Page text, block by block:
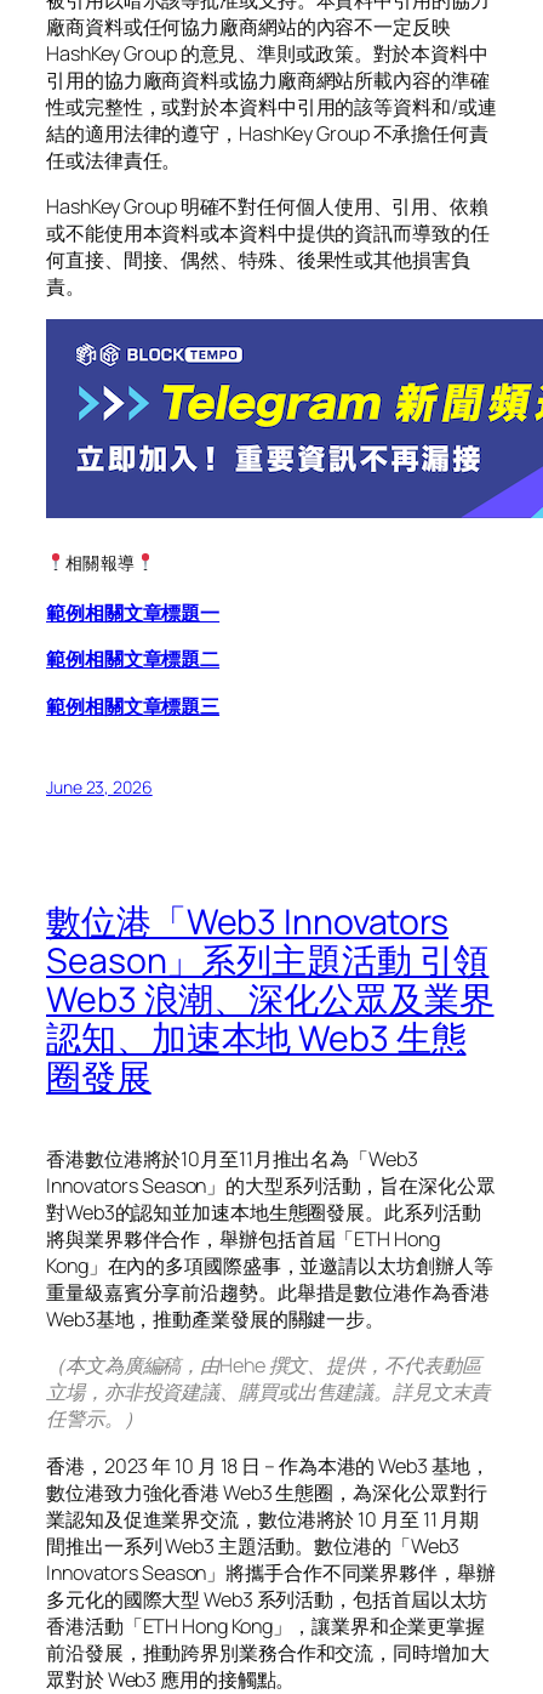
廠商資料或任何協力廠商網站的內容不一定反映
HashKey Group 的意見、準則或政策。對於本資料中
引用的協力廠商資料或協力廠商網站所載內容的準確
性或完整性，或對於本資料中引用的該等資料和/或連
結的適用法律的遵守，HashKey Group 不承擔任何責
任或法律責任。
HashKey Group 明確不對任何個人使用、引用、依賴
或不能使用本資料或本資料中提供的資訊而導致的任
何直接、間接、偶然、特殊、後果性或其他損害負
責。
相關報導
範例相關文章標題一
範例相關文章標題二
範例相關文章標題三
June 23, 2026
數位港「Web3 Innovators
Season」系列主題活動 引領
Web3 浪潮、深化公眾及業界
認知、加速本地 Web3 生態
圈發展
香港數位港將於10月至11月推出名為「Web3
Innovators Season」的大型系列活動，旨在深化公眾
對Web3的認知並加速本地生態圈發展。此系列活動
將與業界夥伴合作，舉辦包括首屆「ETH Hong
Kong」在內的多項國際盛事，並邀請以太坊創辦人等
重量級嘉賓分享前沿趨勢。此舉措是數位港作為香港
Web3基地，推動產業發展的關鍵一步。
（本文為廣編稿，由Hehe 撰文、提供，不代表動區
立場，亦非投資建議、購買或出售建議。詳見文末責
任警示。）
香港，2023 年 10 月 18 日 – 作為本港的 Web3 基地，
數位港致力強化香港 Web3 生態圈，為深化公眾對行
業認知及促進業界交流，數位港將於 10 月至 11 月期
間推出一系列 Web3 主題活動。數位港的「Web3
Innovators Season」將攜手合作不同業界夥伴，舉辦
多元化的國際大型 Web3 系列活動，包括首屆以太坊
香港活動「ETH Hong Kong」，讓業界和企業更掌握
前沿發展，推動跨界別業務合作和交流，同時增加大
眾對於 Web3 應用的接觸點。